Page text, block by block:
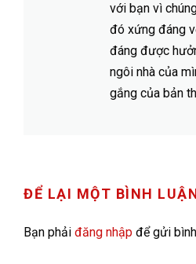
với bạn vì
đó xứng đáng
đáng được
ngôi nhà của
gắng của bản
ĐỂ LẠI MỘT BÌNH
Bạn phải đăng nhập để gửi